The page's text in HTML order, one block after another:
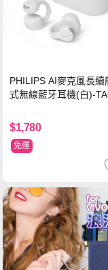
PHILIPS AI麥克風長續
式無線藍牙耳機(白)-
$1,780
免運